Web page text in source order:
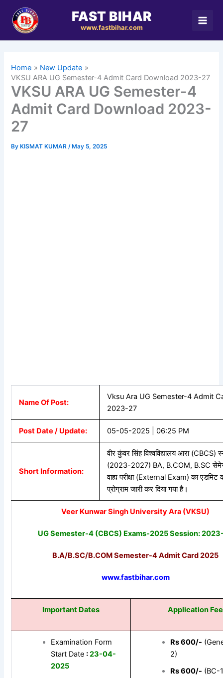
content
FAST BIHAR
www.fastbihar.com
Home
New Update
VKSU ARA UG Semester-4 Admit Card Download 2023-27
VKSU ARA UG Semester-4
Admit Card Download 2023-
27
By KISMAT KUMAR/ May 5, 2025
Name Of Post:
Vksu Ara UG Semester-4 Admit
2023-27
Post Date / Update: 05-05-2025 | 06:25 PM
Short Information:
वीर कुंवर सिंह विश्वविद्यालय आरा (CBCS)
(2023-2027) BA, B.COM, B.SC
वाह्य परीक्षा (External Exam) का एडमिट
प्रोग्राम जारी कर दिया गया है।
Veer Kunwar Singh University Ara (VKSU)
UG Semester-4 (CBCS) Exams-2025 Session:
B.A/B.SC/B.COM Semester-4 Admit Card 2025
www.fastbihar.com
Important Dates Application Fee
Examination Form
Start Date :23-04-
2025
Rs 600/-
2)
Rs 600/- (BC-